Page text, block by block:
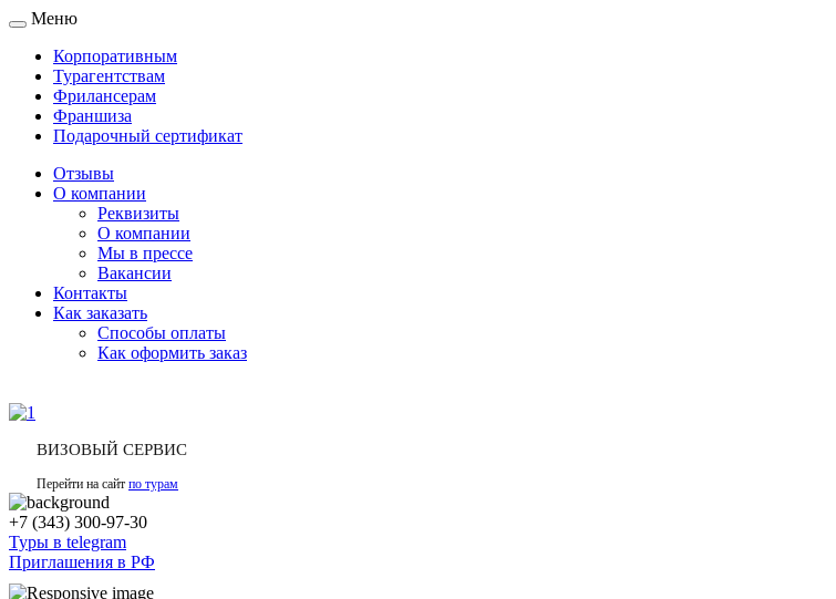
Toggle
navigation
Меню
Корпоративным
Турагентствам
Фрилансерам
Франшиза
Подарочный сертификат
Отзывы
О компании
Реквизиты
О компании
Мы в прессе
Вакансии
Контакты
Как заказать
Способы оплаты
Как оформить заказ
ВИЗОВЫЙ СЕРВИС
Перейти на сайт по турам
+7 (343) 300-97-30
Туры в telegram
Приглашения в РФ